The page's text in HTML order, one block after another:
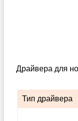
Драйвера для
Тип драйвера